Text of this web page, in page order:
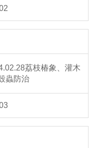
荔枝椿象、灌木
蟲防治